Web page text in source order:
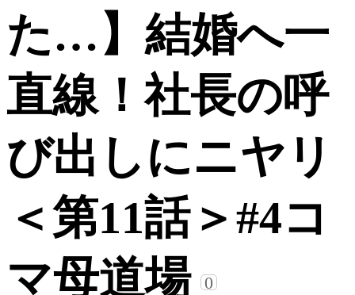
た…】結婚へ一
直線！社長の呼
び出しにニヤリ
＜第11話＞#4コ
マ母道場
0